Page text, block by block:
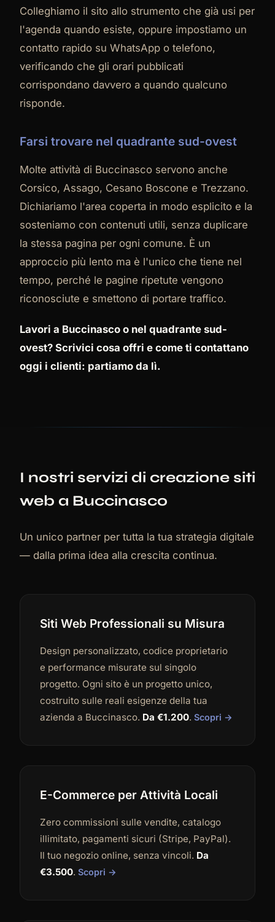
Colleghiamo il sito allo strumento che già usi per
l'agenda quando esiste, oppure impostiamo un
contatto rapido su WhatsApp o telefono,
verificando che gli orari pubblicati
corrispondano davvero a quando qualcuno
risponde.
Farsi trovare nel quadrante sud-ovest
Molte attività di Buccinasco servono anche
Corsico, Assago, Cesano Boscone e Trezzano.
Dichiariamo l'area coperta in modo esplicito e la
sosteniamo con contenuti utili, senza duplicare
la stessa pagina per ogni comune. È un
approccio più lento ma è l'unico che tiene nel
tempo, perché le pagine ripetute vengono
riconosciute e smettono di portare traffico.
Lavori a Buccinasco o nel quadrante sud-
ovest? Scrivici cosa offri e come ti contattano
oggi i clienti: partiamo da lì.
I nostri servizi di creazione siti
web a Buccinasco
Un unico partner per tutta la tua strategia digitale
— dalla prima idea alla crescita continua.
Siti Web Professionali su Misura
Design personalizzato, codice proprietario
e performance misurate sul singolo
progetto. Ogni sito è un progetto unico,
costruito sulle reali esigenze della tua
azienda a Buccinasco. Da €1.200. Scopri →
E-Commerce per Attività Locali
Zero commissioni sulle vendite, catalogo
illimitato, pagamenti sicuri (Stripe, PayPal).
Il tuo negozio online, senza vincoli. Da
€3.500. Scopri →